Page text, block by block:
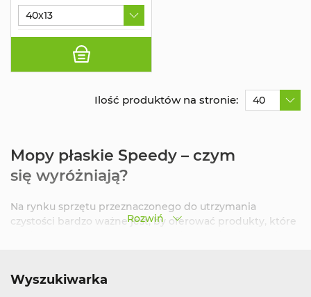
40x13
Ilość produktów na stronie: 40
Rozwiń
Mopy płaskie Speedy – czym
się wyróżniają?
Na rynku sprzętu przeznaczonego do utrzymania
czystości bardzo ważne jest, by oferować produkty, które
Wyszukiwarka